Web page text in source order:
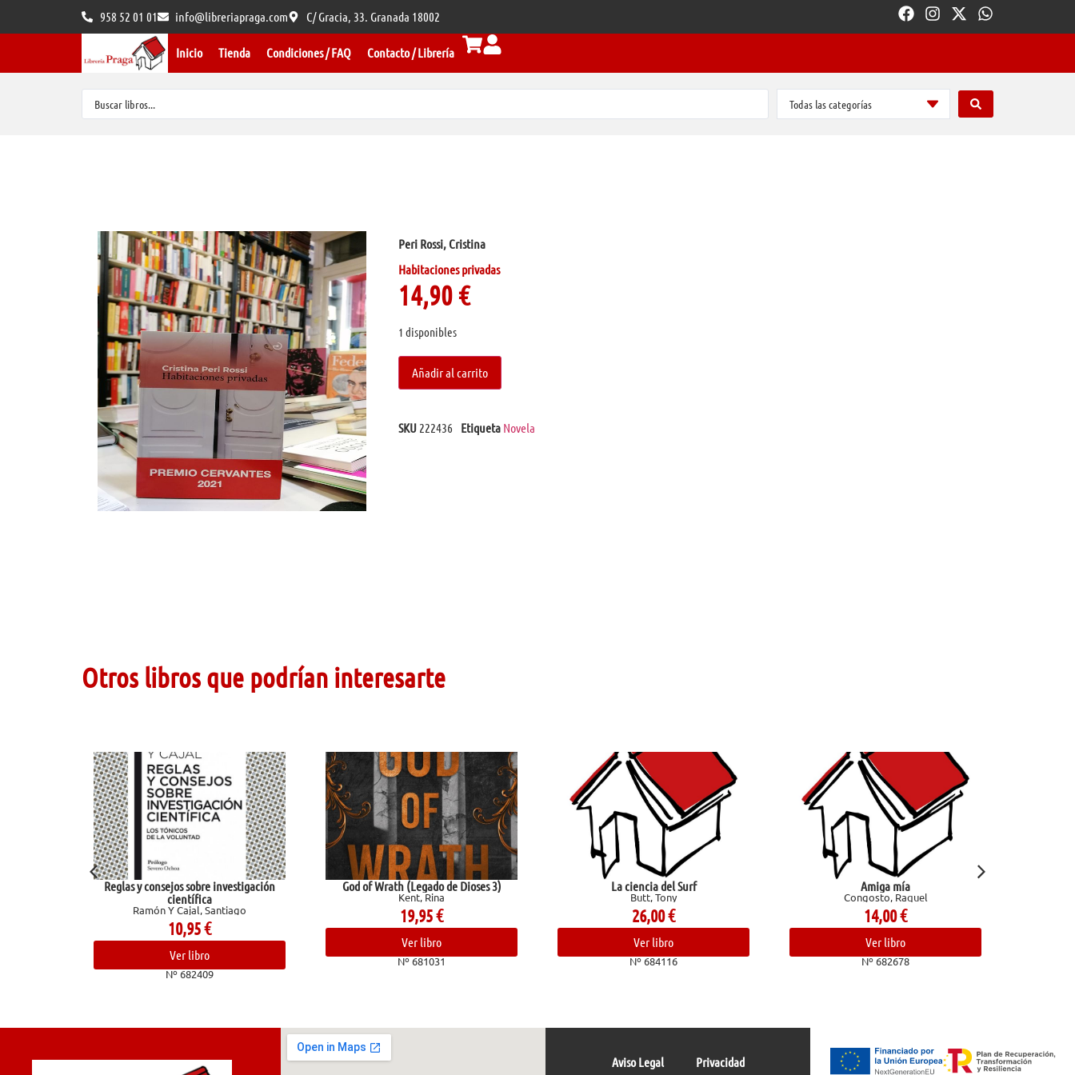
958 52 01 01 info@libreriapraga.com C/ Gracia, 33. Granada 18002
Inicio Tienda Condiciones / FAQ Contacto / Librería
Todas las categorías
Peri Rossi, Cristina
Habitaciones privadas
14,90€
1 disponibles
Añadir al carrito
SKU 222436 Etiqueta Novela
Otros libros que podrían interesarte
Reglas y consejos sobre investigación
científica
Ramón Y Cajal, Santiago
10,95€
Ver libro
Nº 682409
God of Wrath (Legado de Dioses 3)
Kent, Rina
19,95€
Ver libro
Nº 681031
La ciencia del Surf
Butt, Tony
26,00€
Ver libro
Nº 684116
Amiga mía
Congosto, Raquel
14,00€
Ver libro
Nº 682678
Aviso Legal Privacidad